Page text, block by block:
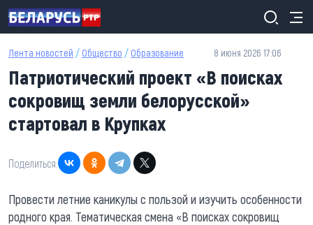
Перейти к основному содержанию
Лента новостей / Общество / Образование 8 июня 2026 17:06
Патриотический проект «В поисках
сокровищ земли белорусской»
стартовал в Крупках
Поделиться:
Провести летние каникулы с пользой и изучить особенности
родного края. Тематическая смена «В поисках сокровищ